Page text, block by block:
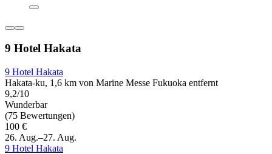
9 Hotel Hakata
9 Hotel Hakata
Hakata-ku, 1,6 km von Marine Messe Fukuoka entfernt
9,2/10
Wunderbar
(75 Bewertungen)
100 €
26. Aug.–27. Aug.
9 Hotel Hakata